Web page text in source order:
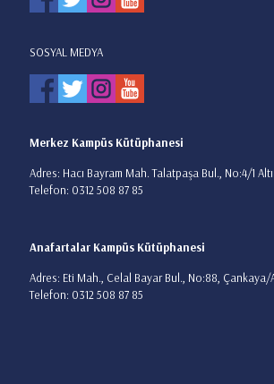
SOSYAL MEDYA
Merkez Kampüs Kütüphanesi
Adres: Hacı Bayram Mah. Talatpaşa Bul., No:4/1
Telefon: 0312 508 87 85
Anafartalar Kampüs Kütüphanesi
Adres: Eti Mah., Celal Bayar Bul., No:88, Çankaya/
Telefon: 0312 508 87 85